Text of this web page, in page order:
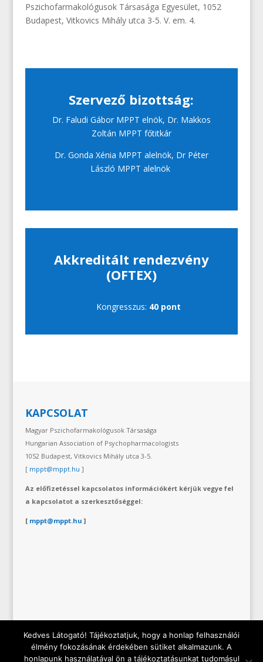
Pszichofarmakológusok Társasága Egyesület, 1052
Budapest, Vitkovics Mihály utca 3-5. V. em. 4.
Szervező bizottság:
Dr. Faludi Gábor MPPT elnök, Dr. Makkos
Zoltán MPPT főtitkár
Dr. Gonda Xénia MPPT alelnök, Dr Péter
László MPPT alelnök
Akkreditált rendezvény
(OFTEX)
Kongresszus: 40 pont
KAPCSOLAT
Magyar Pszichofarmakológusok Társasága
Hungarian Association of Psychopharmacologists
1052 Budapest, Vitkovics Mihály utca 3-5.
[ mppt@mppt.hu ]
Az előfizetéssel kapcsolatos információkért kérjük vegye fel
a kapcsolatot a szerkesztőséggel:
[ mppt@mppt.hu ]
Kedves Látogató! Tájékoztatjuk, hogy a honlap felhasználói
élmény fokozásának érdekében sütiket alkalmazunk. A
honlapunk használatával ön a tájékoztatásunkat tudomásul